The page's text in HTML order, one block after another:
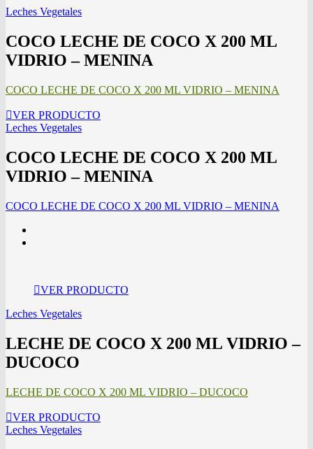
Leches Vegetales
COCO LECHE DE COCO X 200 ML
VIDRIO – MENINA
COCO LECHE DE COCO X 200 ML VIDRIO – MENINA
VER PRODUCTO
Leches Vegetales
COCO LECHE DE COCO X 200 ML
VIDRIO – MENINA
COCO LECHE DE COCO X 200 ML VIDRIO – MENINA
VER PRODUCTO
Leches Vegetales
LECHE DE COCO X 200 ML VIDRIO –
DUCOCO
LECHE DE COCO X 200 ML VIDRIO – DUCOCO
VER PRODUCTO
Leches Vegetales